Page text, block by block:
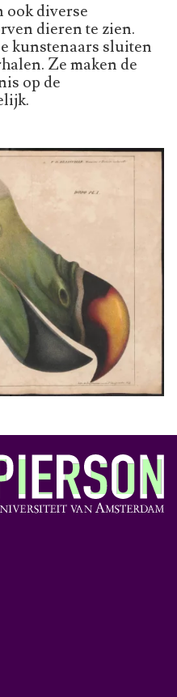
diverse
dieren te zien.
kunstenaars sluiten
Ze maken de
op de